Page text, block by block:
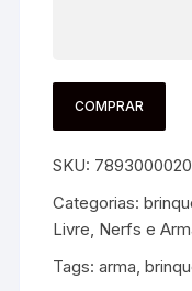
COMPRAR
SKU:
Categorias:
Livre, Nerfs e
Tags:arma,